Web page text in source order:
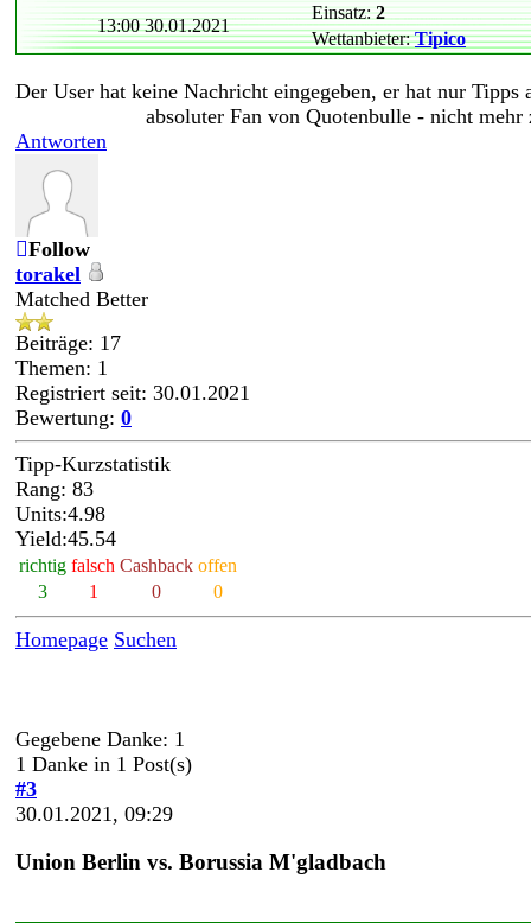
13:00 30.01.2021
Einsatz:2
Wettanbieter:Tipico
Der User hat keine Nachricht eingegeben, er hat nur Tipps
absoluter Fan von Quotenbulle - nicht
Antworten
Follow
torakel
Matched Better
Beiträge: 17
Themen: 1
Registriert seit: 30.01.2021
Bewertung: 0
Tipp-Kurzstatistik
Rang: 83
Units:4.98
Yield:45.54
richtig falsch Cashback offen
3
1 0 0
Homepage Suchen
Gegebene Danke: 1
1 Danke in 1 Post(s)
#3
30.01.2021, 09:29
Union Berlin vs. Borussia M'gladbach